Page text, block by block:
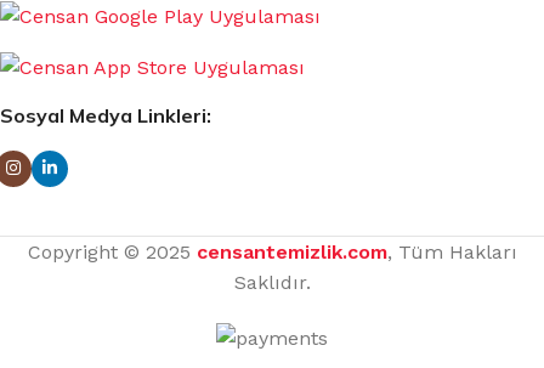
Sosyal Medya Linkleri:
Copyright © 2025 censantemizlik.com, Tüm Hakları
Saklıdır.